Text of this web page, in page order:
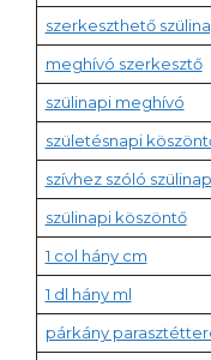
szerkeszthető
meghívó szerkesztő
szülinapi meghívó
születésnapi
szívhez szóló
szülinapi köszöntő
1 col hány cm
1 dl hány ml
párkány